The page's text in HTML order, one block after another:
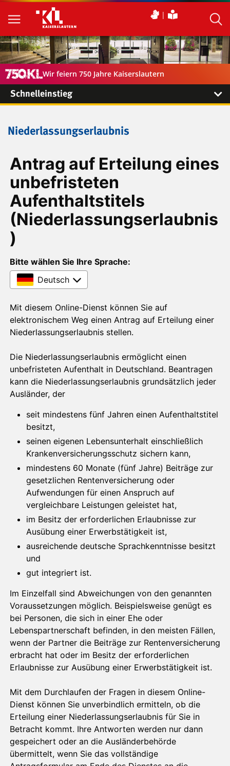
Wir feiern 750 Jahre Kaiserslautern
Schnelleinstieg
Niederlassungserlaubnis